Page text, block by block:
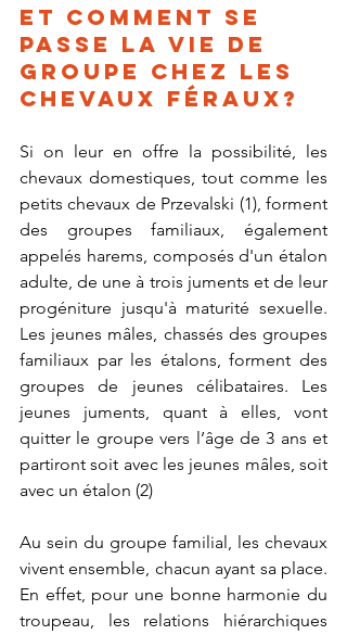
Et comment se
passe la vie de
groupe chez les
chevaux féraux?
Si on leur en offre la possibilité, les
chevaux domestiques, tout comme les
petits chevaux de Przevalski (1), forment
des groupes familiaux, également
appelés harems, composés d'un étalon
adulte, de une à trois juments et de leur
progéniture jusqu'à maturité sexuelle.
Les jeunes mâles, chassés des groupes
familiaux par les étalons, forment des
groupes de jeunes célibataires. Les
jeunes juments, quant à elles, vont
quitter le groupe vers l’âge de 3 ans et
partiront soit avec les jeunes mâles, soit
avec un étalon (2)
Au sein du groupe familial, les chevaux
vivent ensemble, chacun ayant sa place.
En effet, pour une bonne harmonie du
troupeau, les relations hiérarchiques